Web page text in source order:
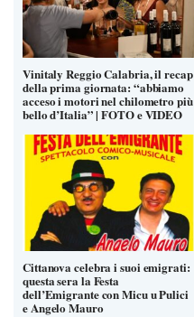
Vinitaly Reggio Calabria, il recap
della prima giornata: “abbiamo
acceso i motori nel chilometro più
bello d’Italia” | FOTO e VIDEO
Cittanova celebra i suoi emigrati:
questa sera la Festa
dell’Emigrante con Micu u Pulici
e Angelo Mauro